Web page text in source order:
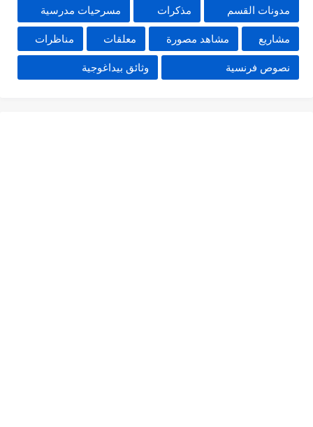
مدونات القسم مذكرات مسرحيات مدرسية
مشاريع مشاهد مصورة معلقات مناظرات
نصوص فرنسية وثائق بيداغوجية